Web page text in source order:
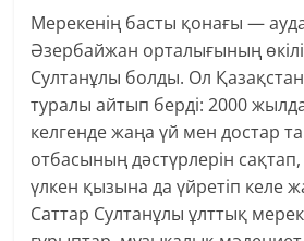
Мерекенің басты қонағы —
Әзербайжан орталығының
Султанұлы болды. Ол
туралы айтып берді: 2000
келгенде жаңа үй мен достар
отбасының дәстүрлерін сақтап,
үлкен қызына да үйретіп келе
Саттар Султанұлы ұлттық